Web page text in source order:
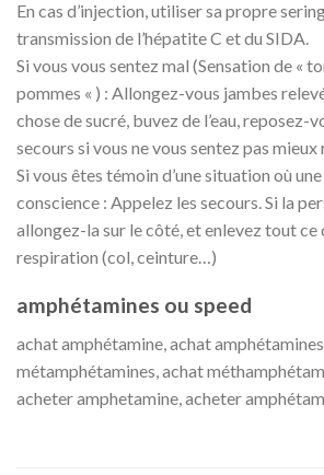
En cas d’injection, utiliser sa propre
transmission de l’hépatite C et du SIDA.
Si vous vous sentez mal (Sensation de «
pommes « ) : Allongez-vous jambes
chose de sucré, buvez de l’eau, reposez-
secours si vous ne vous sentez pas mieux
Si vous êtes témoin d’une situation où
conscience : Appelez les secours. Si la
allongez-la sur le côté, et enlevez tout ce
respiration (col, ceinture…)
amphétamines ou speed
achat amphétamine, achat
métamphétamines, achat
acheter amphetamine, acheter